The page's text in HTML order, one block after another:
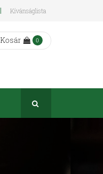
Kívánságlista
Kosár 0